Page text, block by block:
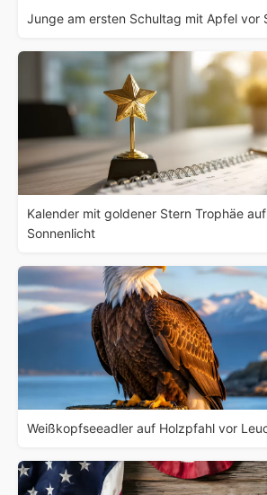
Junge am ersten Schultag mit Apfel vor
Kalender mit goldener Stern Trophäe
Sonnenlicht
Weißkopfseeadler auf Holzpfahl vor